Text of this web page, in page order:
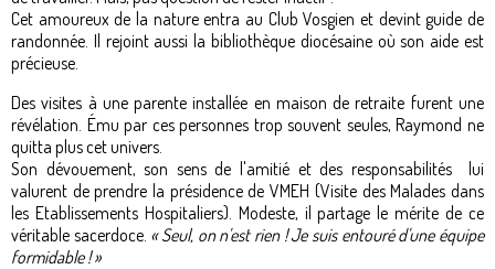
Cet amoureux de la nature entra au Club Vosgien et devint guide de
randonnée. Il rejoint aussi la bibliothèque diocésaine où son aide est
précieuse.
Des visites à une parente installée en maison de retraite furent une
révélation. Ému par ces personnes trop souvent seules, Raymond ne
quitta plus cet univers.
Son dévouement, son sens de l'amitié et des responsabilités lui
valurent de prendre la présidence de VMEH (Visite des Malades dans
les Etablissements Hospitaliers). Modeste, il partage le mérite de ce
véritable sacerdoce. « Seul, on n'est rien ! Je suis entouré d'une équipe
formidable ! »